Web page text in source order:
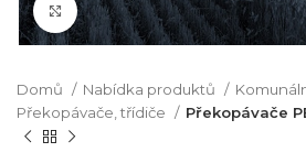
Click to enlarge
Domů Nabídka produktů
Překopávače, třídiče
Překopávače